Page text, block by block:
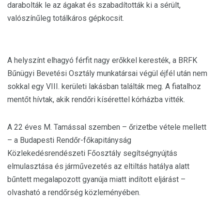
darabolták le az ágakat és szabadították ki a sérült,
valószínűleg totálkáros gépkocsit.
A helyszínt elhagyó férfit nagy erőkkel keresték, a BRFK
Bűnügyi Bevetési Osztály munkatársai végül éjfél után nem
sokkal egy VIII. kerületi lakásban találták meg. A fiatalhoz
mentőt hívtak, akik rendőri kísérettel kórházba vitték.
A 22 éves M. Tamással szemben – őrizetbe vétele mellett
– a Budapesti Rendőr-főkapitányság
Közlekedésrendészeti Főosztály segítségnyújtás
elmulasztása és járművezetés az eltiltás hatálya alatt
bűntett megalapozott gyanúja miatt indított eljárást –
olvasható a rendőrség közleményében.